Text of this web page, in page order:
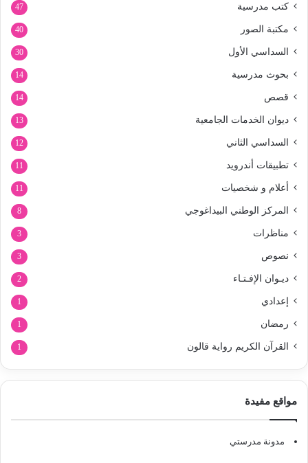
كتب مدرسية 47
مكتبة الصور 40
السداسي الأول 30
بحوث مدرسية 14
قصص 14
ديوان الخدمات الجامعية 13
السداسي الثاني 12
تطبيقات أندرويد 11
أعلام و شخصيات 11
المركز الوطني البيداغوجي 8
مناظرات 3
نصوص 3
ديـوان الإفـتـاء 2
إعدادي 1
رمضان 1
القرآن الكريم رواية قالون 1
مواقع مفيدة
مدونة مدرستي